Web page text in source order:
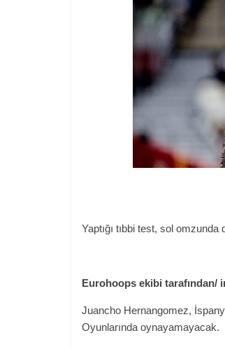
Yaptığı tıbbi test, sol
Eurohoops ekibi tarafından/
Juancho Hernangomez,
Oyunlarında oynayamayacak.